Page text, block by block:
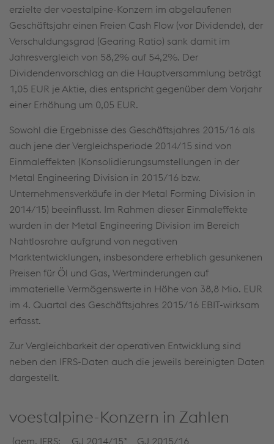
erzielte der voestalpine-Konzern im abgelaufenen
Geschäftsjahr einen Freien Cash Flow (vor Dividende), der
Verschuldungsgrad (Gearing Ratio) sank damit im
Jahresvergleich von 58,2% auf 54,2%. Der
Dividendenvorschlag an die Hauptversammlung beträgt
1,05 EUR je Aktie, dies entspricht gegenüber dem Vorjahr
einer Erhöhung um 0,05 EUR.
Sowohl die Ergebnisse des Geschäftsjahres 2015/16 als
auch jene der Vergleichsperiode 2014/15 sind von
Einmaleffekten (Konsolidierungsumstellungen in der
Metal Engineering Division in 2015/16 bzw.
Unternehmensverkäufe in der Metal Forming Division in
2014/15) beeinflusst. Im Rahmen dieser Einmaleffekte
wurden in der Metal Engineering Division im Bereich
Nahtlosrohre aufgrund von negativen
Marktentwicklungen, insbesondere erheblich gesunkenen
Preisen für Öl und Gas, Wertminderungen auf
immaterielle Vermögenswerte in Höhe von 38,8 Mio. EUR
im 4. Quartal des Geschäftsjahres 2015/16 EBIT-wirksam
erfasst.
Zur Vergleichbarkeit der operativen Entwicklung sind
neben den IFRS-Daten auch die jeweils bereinigten Daten
dargestellt.
voestalpine-Konzern in Zahlen
(gem. IFRS; GJ 2014/15* GJ 2015/16